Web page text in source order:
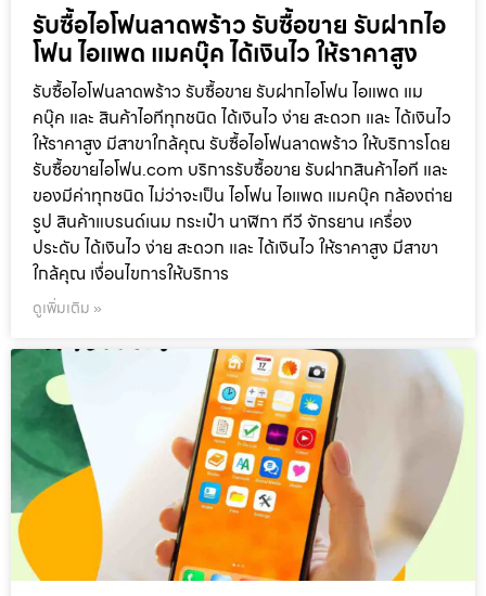
รับซื้อไอโฟนลาดพร้าว รับซื้อขาย รับฝากไอ
โฟน ไอแพด แมคบุ๊ค ได้เงินไว ให้ราคาสูง
รับซื้อไอโฟนลาดพร้าว รับซื้อขาย รับฝากไอโฟน ไอแพด แม
คบุ๊ค และ สินค้าไอทีทุกชนิด ได้เงินไว ง่าย สะดวก และ ได้เงินไว
ให้ราคาสูง มีสาขาใกล้คุณ รับซื้อไอโฟนลาดพร้าว ให้บริการโดย
รับซื้อขายไอโฟน.com บริการรับซื้อขาย รับฝากสินค้าไอที และ
ของมีค่าทุกชนิด ไม่ว่าจะเป็น ไอโฟน ไอแพด แมคบุ๊ค กล้องถ่าย
รูป สินค้าแบรนด์เนม กระเป๋า นาฬิกา ทีวี จักรยาน เครื่อง
ประดับ ได้เงินไว ง่าย สะดวก และ ได้เงินไว ให้ราคาสูง มีสาขา
ใกล้คุณ เงื่อนไขการให้บริการ
ดูเพิ่มเติม »